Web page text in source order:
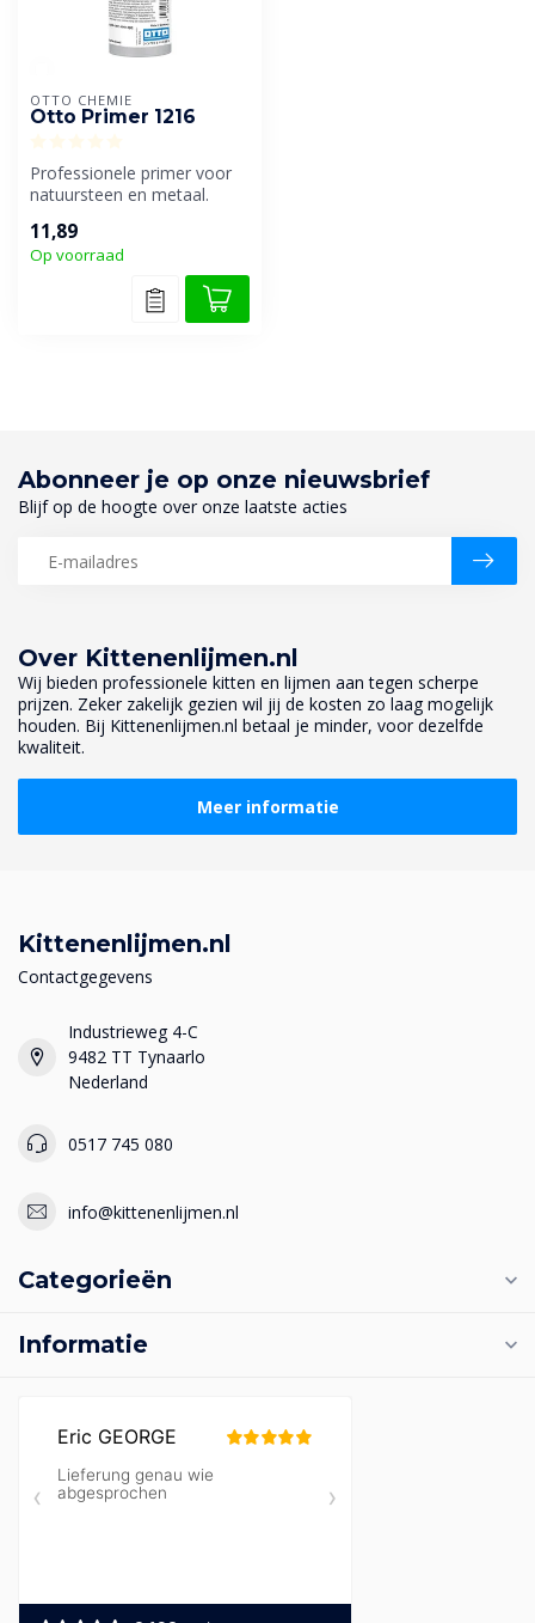
OTTO CHEMIE
Otto Primer 1216
Professionele primer voor
natuursteen en metaal.
11,89
Op voorraad
Over Kittenenlijmen.nl
Wij bieden professionele kitten en lijmen aan tegen scherpe
prijzen. Zeker zakelijk gezien wil jij de kosten zo laag mogelijk
houden. Bij Kittenenlijmen.nl betaal je minder, voor dezelfde
kwaliteit.
Meer informatie
Abonneer je op onze nieuwsbrief
Blijf op de hoogte over onze laatste acties
Kittenenlijmen.nl
Contactgegevens
Industrieweg 4-C
9482 TT Tynaarlo
Nederland
0517 745 080
info@kittenenlijmen.nl
Categorieën
Informatie